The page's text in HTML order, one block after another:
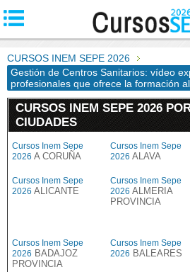
CURSOS INEM SEPE 2026
Gestión de Centros Sanitarios: vídeo
profesionales que ofrece la formación
CURSOS INEM SEPE 2026
CIUDADES
Cursos Inem Sepe
2026 A CORUÑA
Cursos Inem Sepe
2026 ALAVA
Cursos Inem Sepe
2026 ALICANTE
Cursos Inem Sepe
2026 ALMERIA
PROVINCIA
Cursos Inem Sepe
2026 BADAJOZ
PROVINCIA
Cursos Inem Sepe
2026 BALEARES